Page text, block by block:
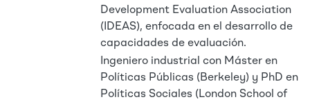
Development Evaluation Association
(IDEAS), enfocada en el desarrollo de
capacidades de evaluación.
Ingeniero industrial con Máster en
Políticas Públicas (Berkeley) y PhD en
Políticas Sociales (London School of